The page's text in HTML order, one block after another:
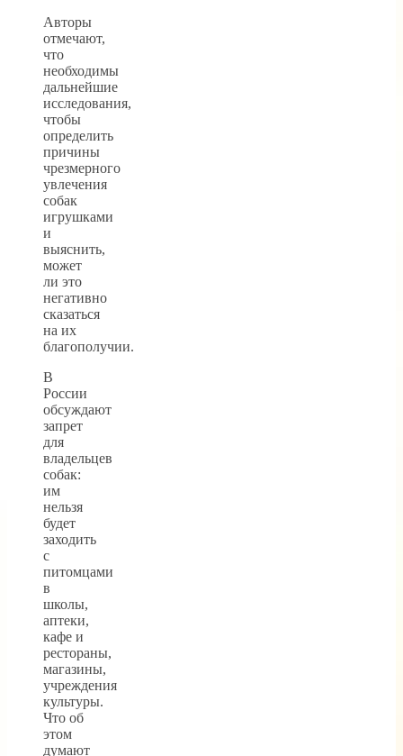
Авторы
отмечают,
что
необходимы
дальнейшие
исследования,
чтобы
определить
причины
чрезмерного
увлечения
собак
игрушками
и
выяснить,
может
ли это
негативно
сказаться
на их
благополучии.
В
России
обсуждают
запрет
для
владельцев
собак:
им
нельзя
будет
заходить
с
питомцами
в
школы,
аптеки,
кафе и
рестораны,
магазины,
учреждения
культуры.
Что об
этом
думают